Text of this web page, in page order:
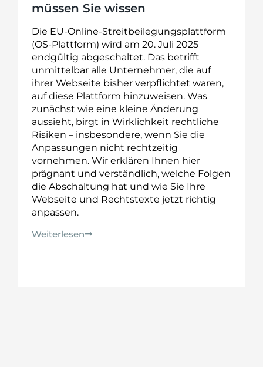
müssen Sie wissen
Die EU-Online-Streitbeilegungsplattform
(OS-Plattform) wird am 20. Juli 2025
endgültig abgeschaltet. Das betrifft
unmittelbar alle Unternehmer, die auf
ihrer Webseite bisher verpflichtet waren,
auf diese Plattform hinzuweisen. Was
zunächst wie eine kleine Änderung
aussieht, birgt in Wirklichkeit rechtliche
Risiken – insbesondere, wenn Sie die
Anpassungen nicht rechtzeitig
vornehmen. Wir erklären Ihnen hier
prägnant und verständlich, welche Folgen
die Abschaltung hat und wie Sie Ihre
Webseite und Rechtstexte jetzt richtig
anpassen.
Weiterlesen